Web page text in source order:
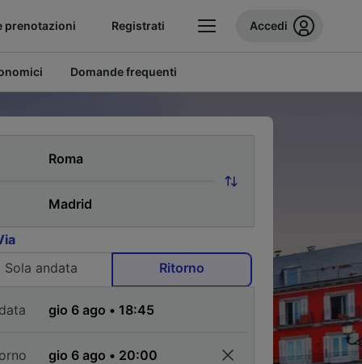
prenotazioni Registrati Accedi
Domande frequenti
Sola andata
Ritorno